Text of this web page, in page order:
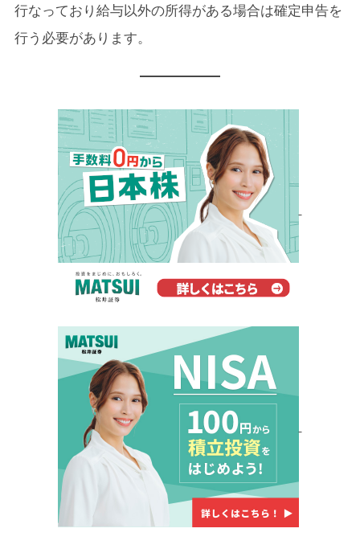
行なっており給与以外の所得がある場合は確定申告を
行う必要があります。